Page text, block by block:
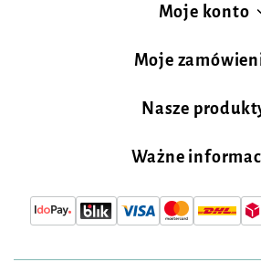
Moje konto
Moje
Nasze
Ważne